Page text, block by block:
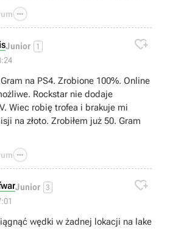

Junior 1 
na PS4. Zrobione 100%. Online
Rockstar nie dodaje
Wiec robię trofea i brakuje mi
na złoto. Zrobiłem już 50. Gram

Junior 3 